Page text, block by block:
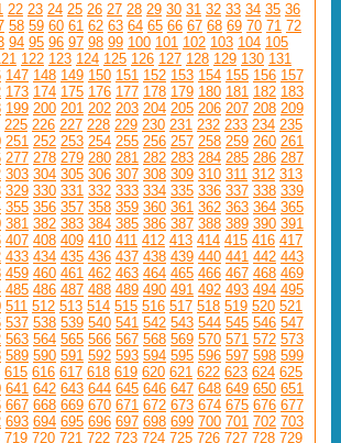
22 23 24 25 26 27 28 29 30 31 32 33 34 35 36
58 59 60 61 62 63 64 65 66 67 68 69 70 71 72
94 95 96 97 98 99 100 101 102 103 104 105
122 123 124 125 126 127 128 129 130 131
147 148 149 150 151 152 153 154 155 156 157
173 174 175 176 177 178 179 180 181 182 183
199 200 201 202 203 204 205 206 207 208 209
225 226 227 228 229 230 231 232 233 234 235
251 252 253 254 255 256 257 258 259 260 261
277 278 279 280 281 282 283 284 285 286 287
303 304 305 306 307 308 309 310 311 312 313
329 330 331 332 333 334 335 336 337 338 339
355 356 357 358 359 360 361 362 363 364 365
381 382 383 384 385 386 387 388 389 390 391
407 408 409 410 411 412 413 414 415 416 417
433 434 435 436 437 438 439 440 441 442 443
459 460 461 462 463 464 465 466 467 468 469
485 486 487 488 489 490 491 492 493 494 495
511 512 513 514 515 516 517 518 519 520 521
537 538 539 540 541 542 543 544 545 546 547
563 564 565 566 567 568 569 570 571 572 573
589 590 591 592 593 594 595 596 597 598 599
615 616 617 618 619 620 621 622 623 624 625
641 642 643 644 645 646 647 648 649 650 651
667 668 669 670 671 672 673 674 675 676 677
693 694 695 696 697 698 699 700 701 702 703
719 720 721 722 723 724 725 726 727 728 729